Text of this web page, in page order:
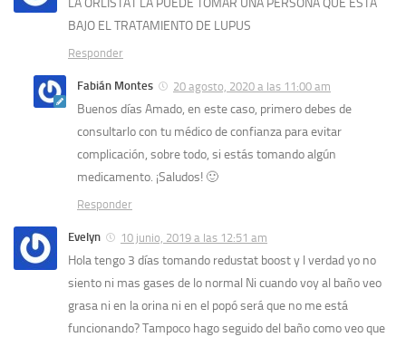
LA ORLISTAT LA PUEDE TOMAR UNA PERSONA QUE ESTÁ
BAJO EL TRATAMIENTO DE LUPUS
Responder
Fabián Montes 20 agosto, 2020 a las 11:00 am
Buenos días Amado, en este caso, primero debes de
consultarlo con tu médico de confianza para evitar
complicación, sobre todo, si estás tomando algún
medicamento. ¡Saludos! 🙂
Responder
Evelyn 10 junio, 2019 a las 12:51 am
Hola tengo 3 días tomando redustat boost y l verdad yo no
siento ni mas gases de lo normal Ni cuando voy al baño veo
grasa ni en la orina ni en el popó será que no me está
funcionando? Tampoco hago seguido del baño como veo que